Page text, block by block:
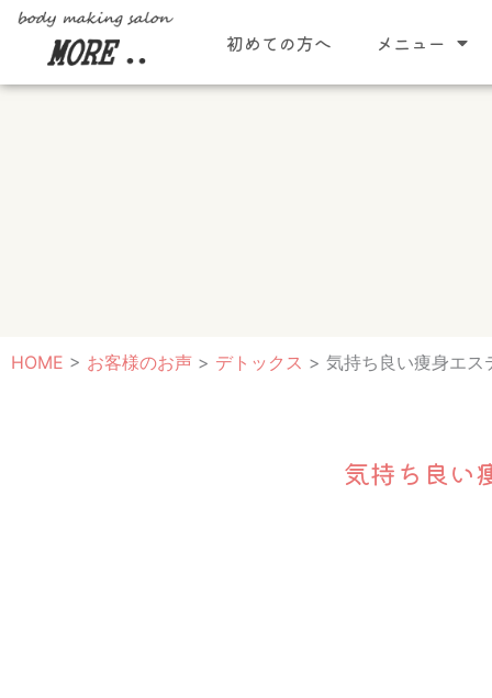
初めての方へ メニュー
HOME > お客様のお声 > デトックス > 気持ち良い痩身エ
気持ち良